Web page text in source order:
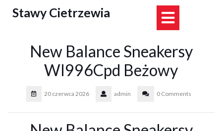
Stawy Cietrzewia
New Balance Sneakersy
Wl996Cpd Beżowy
20 czerwca 2026 admin 0 Comments